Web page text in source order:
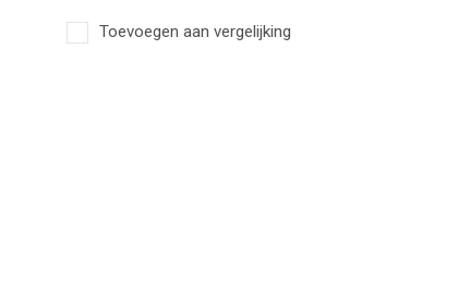
Toevoegen aan vergelijking